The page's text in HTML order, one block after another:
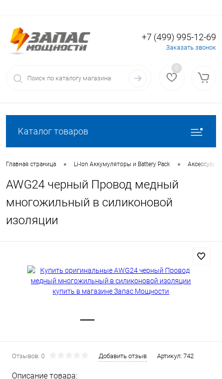
Вход Регистрация
+7 (499) 995-12-69
Заказать звонок
0
Каталог товаров
Главная страница • Li-Ion Аккумуляторы и Battery Pack • Аксессуары
AWG24 черный Провод медный
многожильный в силиконовой
изоляции
Отзывов: 0 Добавить отзыв Артикул: 742
Описание товара: